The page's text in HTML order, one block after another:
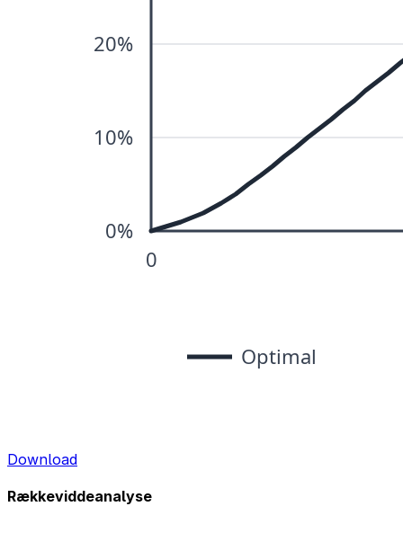
Download
Rækkeviddeanalyse